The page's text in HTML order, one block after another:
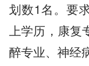
划数1名。要
上学历，康复
醉专业、神经